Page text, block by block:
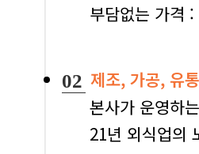
부담없는 가격
02 제조, 가공, 유
본사가 운영하
21년 외식업의